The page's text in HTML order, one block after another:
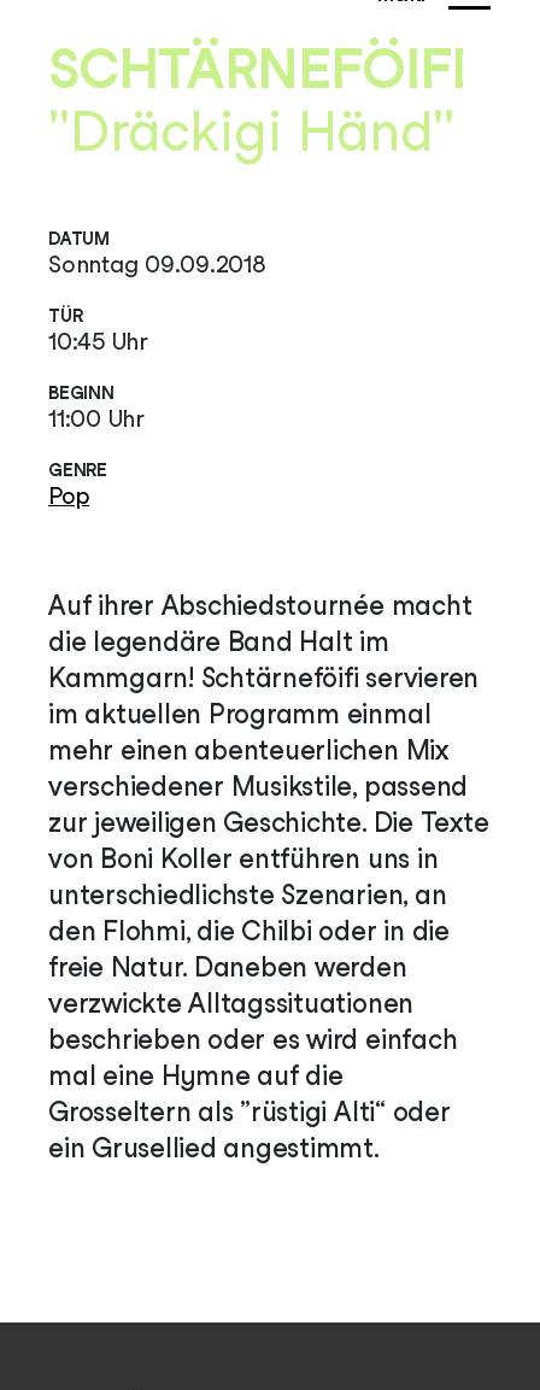
SCHTÄRNEFÖIFI
"Dräckigi Händ"
DATUM
Sonntag 09.09.2018
TÜR
10:45 Uhr
BEGINN
11:00 Uhr
GENRE
Pop
Auf ihrer Abschiedstournée macht
die legendäre Band Halt im
Kammgarn! Schtärneföifi servieren
im aktuellen Programm einmal
mehr einen abenteuerlichen Mix
verschiedener Musikstile, passend
zur jeweiligen Geschichte. Die Texte
von Boni Koller entführen uns in
unterschiedlichste Szenarien, an
den Flohmi, die Chilbi oder in die
freie Natur. Daneben werden
verzwickte Alltagssituationen
beschrieben oder es wird einfach
mal eine Hymne auf die
Grosseltern als „rüstigi Alti“ oder
ein Grusellied angestimmt.